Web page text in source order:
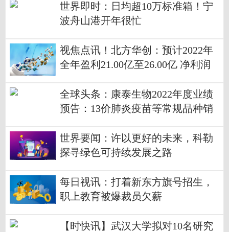
世界即时：日均超10万标准箱！宁
波舟山港开年很忙
视焦点讯！北方华创：预计2022年
全年盈利21.00亿至26.00亿 净利润
全球头条：康泰生物2022年度业绩
预告：13价肺炎疫苗等常规品种销
世界要闻：许以更好的未来，科勒
探寻绿色可持续发展之路
每日视讯：打着新东方旗号招生，
职上教育被爆裁员欠薪
【时快讯】武汉大学拟对10名研究